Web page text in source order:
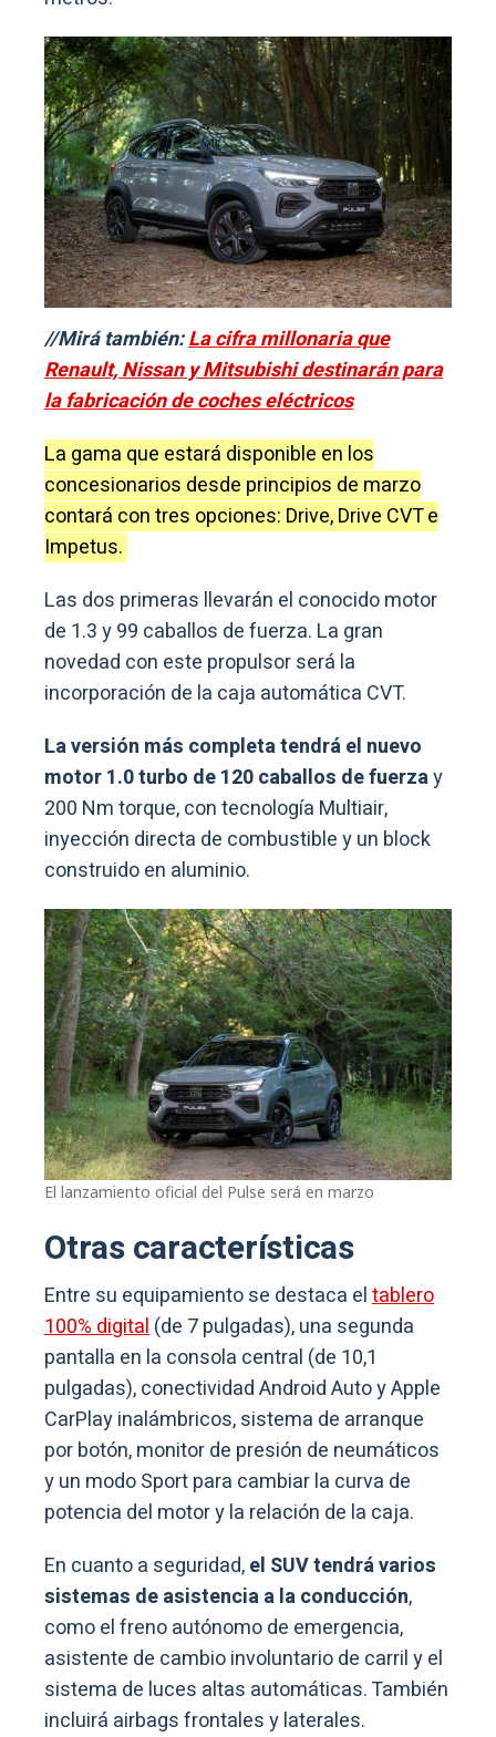
//Mirá también:La cifra millonaria que
Renault, Nissan y Mitsubishi destinarán para
la fabricación de coches eléctricos
La gama que estará disponible en los
concesionarios desde principios de marzo
contará con tres opciones: Drive, Drive CVT e
Impetus.
Las dos primeras llevarán el conocido motor
de 1.3 y 99 caballos de fuerza. La gran
novedad con este propulsor será la
incorporación de la caja automática CVT.
La versión más completa tendrá el nuevo
motor 1.0 turbo de 120 caballos de fuerzay
200 Nm torque, con tecnología Multiair,
inyección directa de combustible y un block
construido en aluminio.
El lanzamiento oficial del Pulse será en marzo
Otras características
Entre su equipamiento se destaca eltablero
100% digital(de 7 pulgadas), una segunda
pantalla en la consola central (de 10,1
pulgadas), conectividad Android Auto y Apple
CarPlay inalámbricos, sistema de arranque
por botón, monitor de presión de neumáticos
y un modo Sport para cambiar la curva de
potencia del motor y la relación de la caja.
En cuanto a seguridad,el SUV tendrá varios
sistemas de asistencia a la conducción,
como el freno autónomo de emergencia,
asistente de cambio involuntario de carril y el
sistema de luces altas automáticas. También
incluirá airbags frontales y laterales.